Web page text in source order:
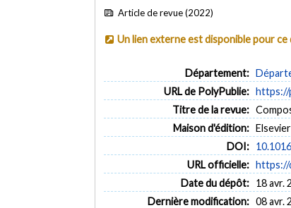
Article de revue (2022)
Un lien externe est disponible pour ce
Département:
URL de PolyPublie: https://
Titre de la revue:
Maison d'édition:
DOI:
URL officielle: https://
Date du dépôt: 18 avr.
Dernière modification: 08 avr.